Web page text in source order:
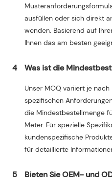
ausfüllen oder sich direkt
wenden. Basierend auf
Ihnen das am besten
4 Was ist die
Unser MOQ variiert je
spezifischen
die Mindestbestellmenge
Meter. Für spezielle
kundenspezifische
für detaillierte
5 Bieten Sie OEM- und